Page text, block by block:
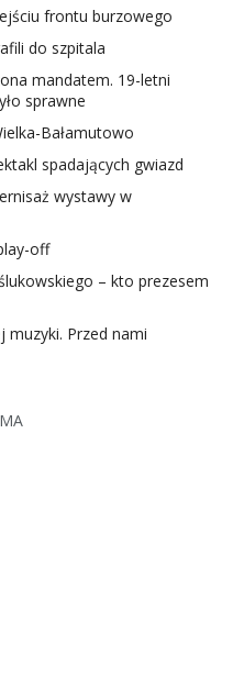
frontu burzowego
do szpitala
mandatem. 19-letni
sprawne
Bałamutowo
spadających gwiazd
wystawy w
off
– kto prezesem
muzyki. Przed nami